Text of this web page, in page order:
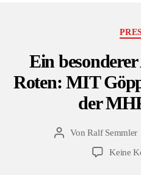
Ein
Roten: MIT
der
Beitragsautor
VonRalf Semmler
Keine